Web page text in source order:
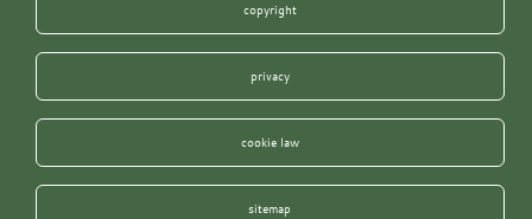
copyright
privacy
cookie law
sitemap